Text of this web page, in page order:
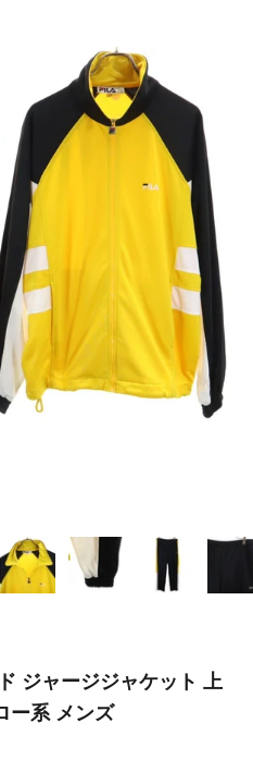
ジャージジャケット 上
ー系 メンズ